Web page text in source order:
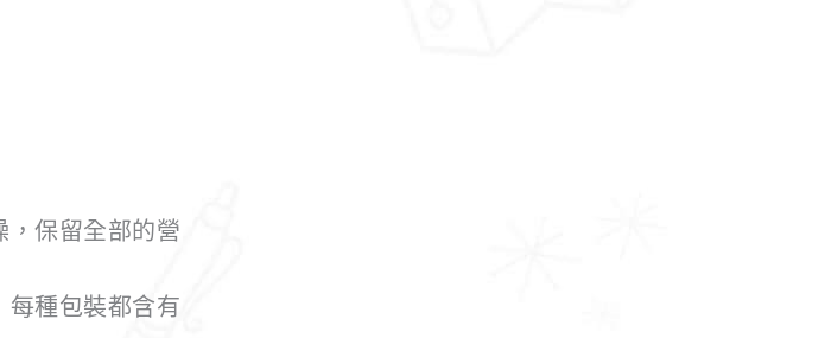
，保留全部的營
每種包裝都含有